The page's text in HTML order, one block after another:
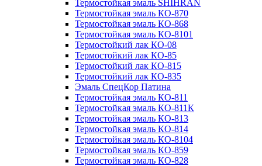
Термостойкая эмаль SHIHRAN
Термостойкая эмаль КО-870
Термостойкая эмаль КО-868
Термостойкая эмаль КО-8101
Термостойкий лак КО-08
Термостойкий лак КО-85
Термостойкий лак КО-815
Термостойкий лак КО-835
Эмаль СпецКор Патина
Термостойкая эмаль КО-811
Термостойкая эмаль КО-811К
Термостойкая эмаль КО-813
Термостойкая эмаль КО-814
Термостойкая эмаль КО-8104
Термостойкая эмаль КО-859
Термостойкая эмаль КО-828